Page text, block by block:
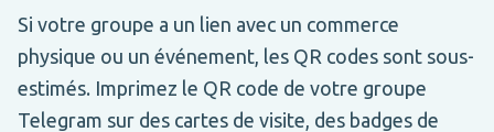
Si votre groupe a un lien avec un commerce
physique ou un événement, les QR codes sont sous-
estimés. Imprimez le QR code de votre groupe
Telegram sur des cartes de visite, des badges de